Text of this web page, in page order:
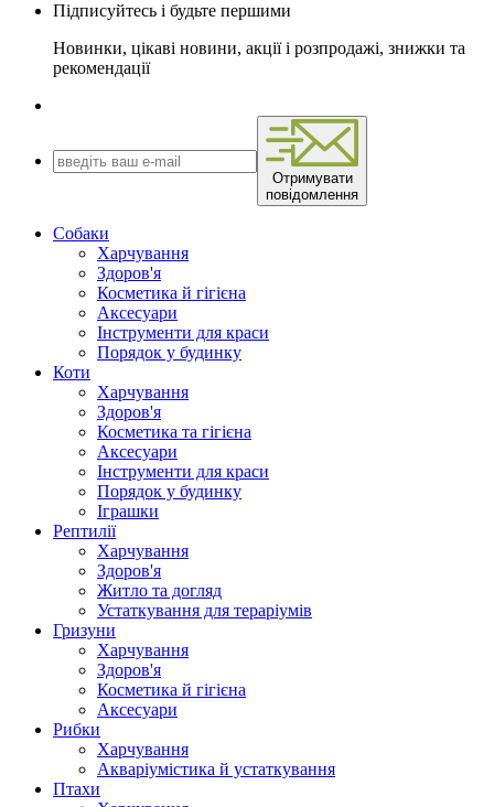
Підписуйтесь і будьте першими
Новинки, цікаві новини, акції і розпродажі, знижки та
рекомендації
Отримувати
повідомлення
Собаки
Харчування
Здоров'я
Косметика й гігієна
Аксесуари
Інструменти для краси
Порядок у будинку
Коти
Харчування
Здоров'я
Косметика та гігієна
Аксесуари
Інструменти для краси
Порядок у будинку
Іграшки
Рептилії
Харчування
Здоров'я
Житло та догляд
Устаткування для тераріумів
Гризуни
Харчування
Здоров'я
Косметика й гігієна
Аксесуари
Рибки
Харчування
Акваріумістика й устаткування
Птахи